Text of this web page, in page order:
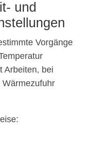
und
Vorgänge
Arbeiten, bei